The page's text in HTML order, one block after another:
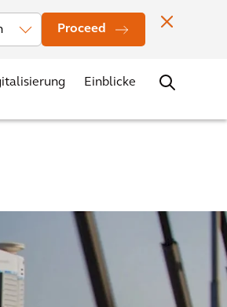
Proceed
Kontakt
Einblicke